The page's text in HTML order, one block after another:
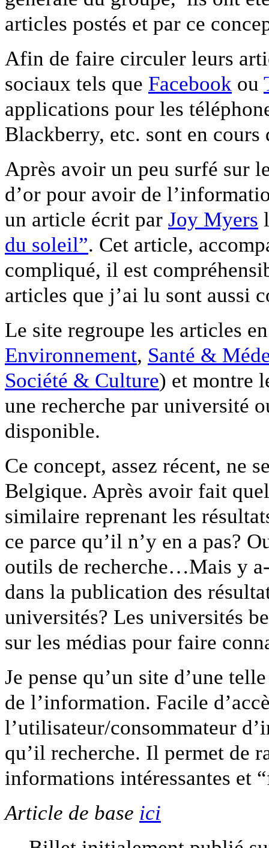
articles postés et par ce
Afin de faire circuler leurs
sociaux tels que Facebook ou
applications pour les
Blackberry, etc. sont en cours
Après avoir un peu surfé sur
d’or pour avoir de
un article écrit par Joy Myers
du soleil”. Cet article,
compliqué, il est
articles que j’ai lu sont aussi
Le site regroupe les articles
Environnement, Santé &
Société & Culture) et montre
une recherche par université
disponible.
Ce concept, assez récent, ne
Belgique. Après avoir fait
similaire reprenant les
ce parce qu’il n’y en a pas?
outils de recherche…Mais y
dans la publication des
universités? Les universités
sur les médias pour faire
Je pense qu’un site d’une
de l’information. Facile
l’utilisateur/consommateur
qu’il recherche. Il permet de
informations intéressantes et
Article de base ici